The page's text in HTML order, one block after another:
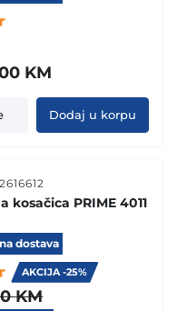
KM
Dodaj u korpu
kosačica PRIME 4011
dostava
AKCIJA -25%
KM